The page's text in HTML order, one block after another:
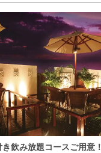
飲み放題コースご用意！